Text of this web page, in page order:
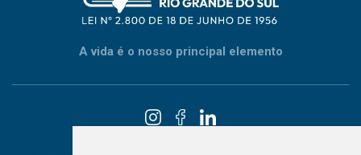
A vida é o nosso principal elemento